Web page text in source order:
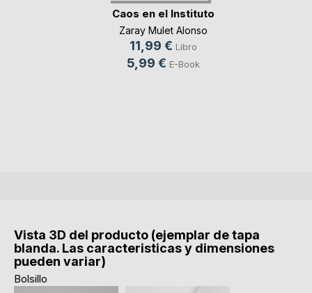
Caos en el Instituto
Zaray Mulet Alonso
11,99 € Libro
5,99 € E-Book
Vista 3D del producto (ejemplar de tapa
blanda. Las caracteristicas y dimensiones
pueden variar)
Bolsillo